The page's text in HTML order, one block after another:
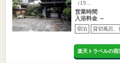
（15…
営業時間
入浴料金 ～
宿泊 貸切風呂、
楽天トラベルの宿